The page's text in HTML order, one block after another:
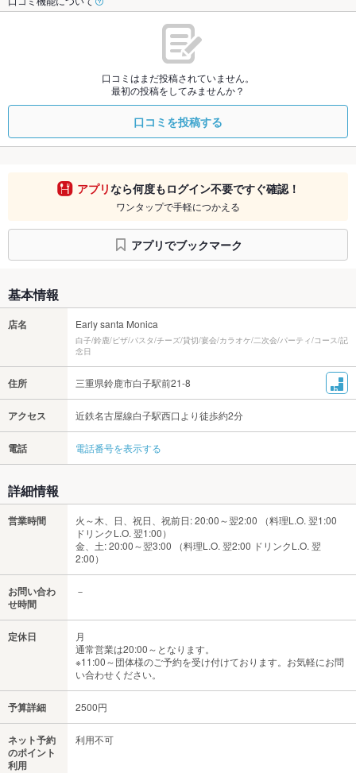
口コミはまだ投稿されていません。
最初の投稿をしてみませんか？
口コミを投稿する
アプリなら何度もログイン不要ですぐ確認！
ワンタップで手軽につかえる
アプリでブックマーク
基本情報
店名 Early santa Monica
白子/鈴鹿/ピザ/パスタ/チーズ/貸切/宴会/カラオケ/二次会/パーティ/コース/記
念日
住所 三重県鈴鹿市白子駅前21-8
アクセス 近鉄名古屋線白子駅西口より徒歩約2分
電話 電話番号を表示する
詳細情報
営業時間
火～木、日、祝日、祝前日: 20:00～翌2:00 （料理L.O. 翌1:00
ドリンクL.O. 翌1:00）
金、土: 20:00～翌3:00 （料理L.O. 翌2:00 ドリンクL.O. 翌
2:00）
お問い合わ
せ時間
－
定休日
月
通常営業は20:00～となります。
※11:00～団体様のご予約を受け付けております。お気軽にお問
い合わせください。
予算詳細 2500円
ネット予約
のポイント
利用
利用不可